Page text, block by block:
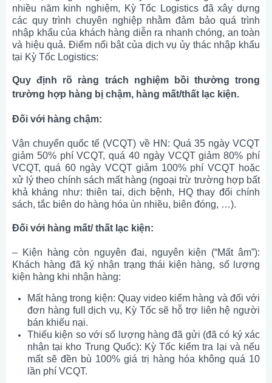
nhiều năm kinh nghiệm, Kỳ Tốc Logistics đã xây dựng
các quy trình chuyên nghiệp nhằm đảm bảo quá trình
nhập khẩu của khách hàng diễn ra nhanh chóng, an toàn
và hiệu quả. Điểm nổi bật của dịch vụ ủy thác nhập khẩu
tại Kỳ Tốc Logistics:
Quy định rõ ràng trách nghiệm bồi thường trong
trường hợp hàng bị chậm, hàng mất/thất lạc kiện.
Đối với hàng chậm:
Vận chuyển quốc tế (VCQT) về HN: Quá 35 ngày VCQT
giảm 50% phí VCQT, quá 40 ngày VCQT giảm 80% phí
VCQT, quá 60 ngày VCQT giảm 100% phí VCQT hoặc
xử lý theo chính sách mất hàng (ngoại trừ trường hợp bất
khả kháng như: thiên tai, dịch bệnh, HQ thay đổi chính
sách, tắc biên do hàng hóa ùn nhiều, biên đóng, …).
Đối với hàng mất/ thất lạc kiện:
– Kiện hàng còn nguyên đai, nguyên kiện (“Mất âm”):
Khách hàng đã ký nhận trạng thái kiện hàng, số lượng
kiện hàng khi nhận hàng:
Mất hàng trong kiện: Quay video kiểm hàng và đối với
đơn hàng full dịch vụ, Kỳ Tốc sẽ hỗ trợ liên hệ người
bán khiếu nại.
Thiếu kiện so với số lượng hàng đã gửi (đã có ký xác
nhận tại kho Trung Quốc): Kỳ Tốc kiểm tra lại và nếu
mất sẽ đền bù 100% giá trị hàng hóa không quá 10
lần phí VCQT.